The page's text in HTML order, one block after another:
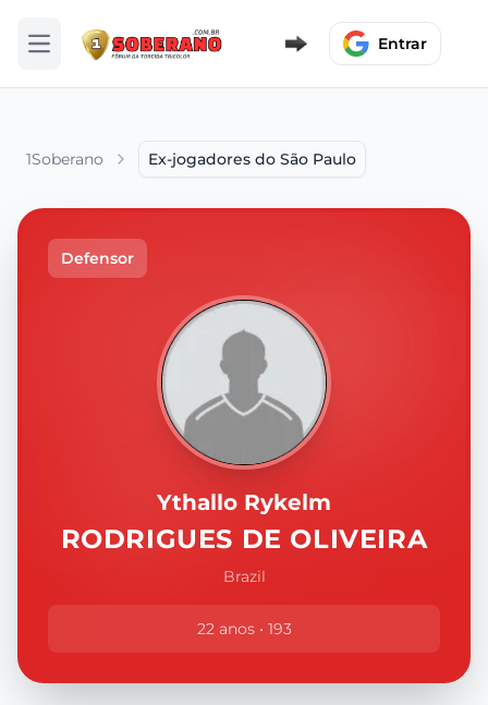
Abrir menu Entrar
1Soberano Ex-jogadores do São Paulo
Defensor
Ythallo Rykelm
RODRIGUES DE OLIVEIRA
Brazil
22 anos • 193